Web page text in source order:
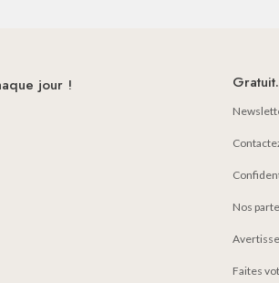
jour !
Nos
Faites